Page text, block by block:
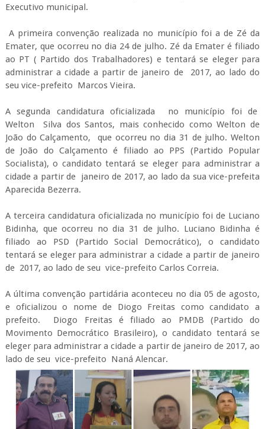
Executivo municipal.
A primeira convenção realizada no município foi a de Zé da
Emater, que ocorreu no dia 24 de julho. Zé da Emater é filiado
ao PT ( Partido dos Trabalhadores) e tentará se eleger para
administrar a cidade a partir de janeiro de 2017, ao lado do
seu vice-prefeito Marcos Vieira.
A segunda candidatura oficializada
no município foi de
Welton Silva dos Santos, mais conhecido como Welton de
João do Calçamento,
que ocorreu no dia 31 de julho. Welton
de João do Calçamento é filiado ao PPS (Partido Popular
Socialista), o candidato tentará se eleger para administrar a
cidade a partir de janeiro de 2017, ao lado da sua vice-prefeita
Aparecida Bezerra.
A terceira candidatura oficializada no município foi de Luciano
Bidinha, que ocorreu no dia 31 de julho. Luciano Bidinha é
filiado ao PSD (Partido Social Democrático), o candidato
tentará se eleger para administrar a cidade a partir de janeiro
de 2017, ao lado de seu vice-prefeito Carlos Correia.
A última convenção partidária aconteceu no dia 05 de agosto,
e oficializou o nome de Diogo Freitas como candidato a
prefeito.
Diogo Freitas é filiado ao PMDB (Partido do
Movimento Democrático Brasileiro), o candidato tentará se
eleger para administrar a cidade a partir de janeiro de 2017, ao
lado de seu vice-prefeito Naná Alencar.